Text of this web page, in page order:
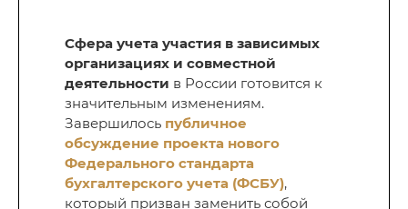
Сфера учета участия в зависимых
организациях и совместной
деятельности в России готовится к
значительным изменениям.
Завершилось публичное
обсуждение проекта нового
Федерального стандарта
бухгалтерского учета (ФСБУ),
который призван заменить собой